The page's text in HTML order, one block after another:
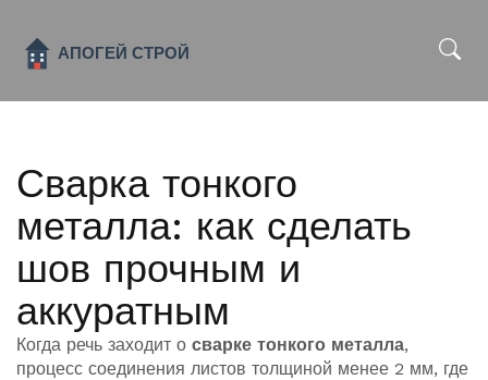
Сварка тонкого
металла: как сделать
шов прочным и
аккуратным
Когда речь заходит о сварке тонкого металла,
процесс соединения листов толщиной менее 2 мм, где